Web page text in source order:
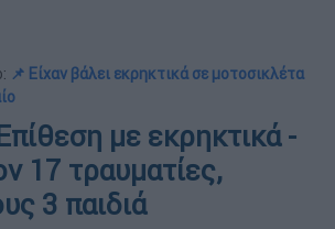
📌 Είχαν βάλει εκρηκτικά σε μοτοσικλέτα
με εκρηκτικά -
17 τραυματίες,
3 παιδιά